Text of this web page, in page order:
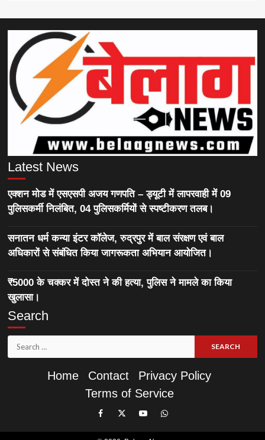
Latest News
एक्शन मोड में एसएसपी अजय गणपति – ड्यूटी में लापरवाही में 09
पुलिसकर्मी निलंबित, 04 पुलिसकर्मियों से स्पष्टीकरण तलब।
सनातन धर्म कन्या इंटर कॉलेज, रुद्रपुर में बाल संरक्षण एवं बाल
अधिकारों से संबंधित किया जागरूकता अभियान आयोजित।
₹5000 के चक्कर में दोस्त ने की हत्या, पुलिस ने मामले का किया
खुलासा।
Search
Search
for:
Home
Contact
Privacy Policy
Terms of Service
Like
Our
Follow
Us
Subscribe
Our
Join
Our